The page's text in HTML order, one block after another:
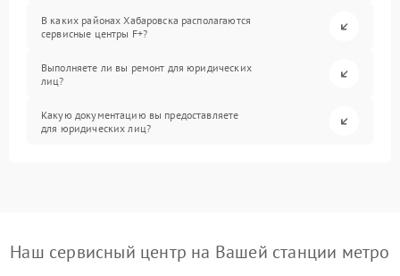
В каких районах Хабаровска располагаются
сервисные центры F+?
Выполняете ли вы ремонт для юридических
лиц?
Какую документацию вы предоставляете
для юридических лиц?
Наш сервисный центр на Вашей станции метро